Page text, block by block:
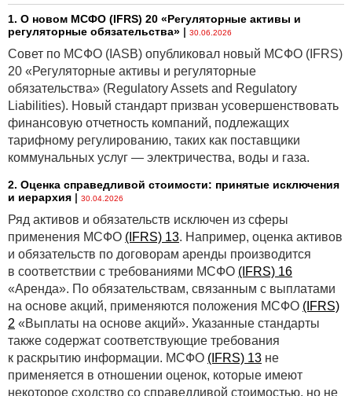
1. О новом МСФО (IFRS) 20 «Регуляторные активы и
регуляторные обязательства» | 30.06.2026
Совет по МСФО (IASB) опубликовал новый МСФО (IFRS)
20 «Регуляторные активы и регуляторные
обязательства» (Regulatory Assets and Regulatory
Liabilities). Новый стандарт призван усовершенствовать
финансовую отчетность компаний, подлежащих
тарифному регулированию, таких как поставщики
коммунальных услуг — электричества, воды и газа.
2. Оценка справедливой стоимости: принятые исключения
и иерархия | 30.04.2026
Ряд активов и обязательств исключен из сферы
применения МСФО (IFRS) 13. Например, оценка активов
и обязательств по договорам аренды производится
в соответствии с требованиями МСФО (IFRS) 16
«Аренда». По обязательствам, связанным с выплатами
на основе акций, применяются положения МСФО (IFRS)
2 «Выплаты на основе акций». Указанные стандарты
также содержат соответствующие требования
к раскрытию информации. МСФО (IFRS) 13 не
применяется в отношении оценок, которые имеют
некоторое сходство со справедливой стоимостью, но не